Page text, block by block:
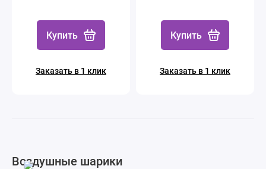
Купить
Заказать в 1 клик
Купить
Заказать в 1 клик
Воздушные шарики